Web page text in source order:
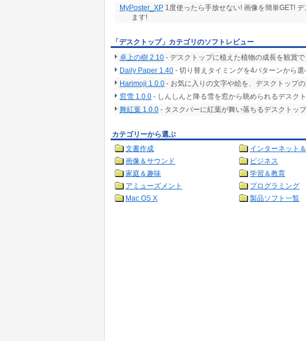
MyPoster_XP 1度使ったら手放せない! 画像を簡単GET!
ます!
「デスクトップ」カテゴリのソフトレビュー
卓上の樹 2.10 - デスクトップに植えた植物の成長を観賞
Daily Paper 1.40 - 切り替えタイミングを4パターンから
Harimoji 1.0.0 - お気に入りの文字や絵を、デスクトップ
窓雪 1.0.0 - しんしんと降る雪を窓から眺められるデスク
舞紅葉 1.0.0 - タスクバーに紅葉が舞い落ちるデスクトッ
カテゴリーから選ぶ
文書作成
インターネット
画像＆サウンド
ビジネス
家庭＆趣味
学習＆教育
アミューズメント
プログラミング
Mac OS X
製品ソフト一覧